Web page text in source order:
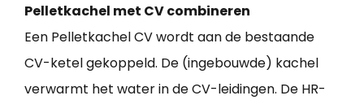
Pelletkachel met CV combineren
Een Pelletkachel CV wordt aan de bestaande
CV-ketel gekoppeld. De (ingebouwde) kachel
verwarmt het water in de CV-leidingen. De HR-